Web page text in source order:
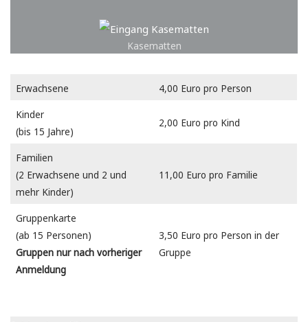
Kasematten
Erwachsene
4,00 Euro pro Person
Kinder
(bis 15 Jahre)
2,00 Euro pro Kind
Familien
(2 Erwachsene und 2 und
mehr Kinder)
11,00 Euro pro Familie
Gruppenkarte
(ab 15 Personen)
Gruppen nur nach vorheriger
Anmeldung
3,50 Euro pro Person in der
Gruppe